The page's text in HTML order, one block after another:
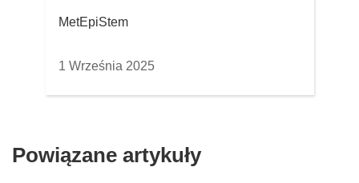
MetEpiStem
1 Września 2025
Powiązane artykuły